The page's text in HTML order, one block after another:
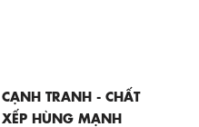
TRANH - CHẤT
HÙNG MẠNH